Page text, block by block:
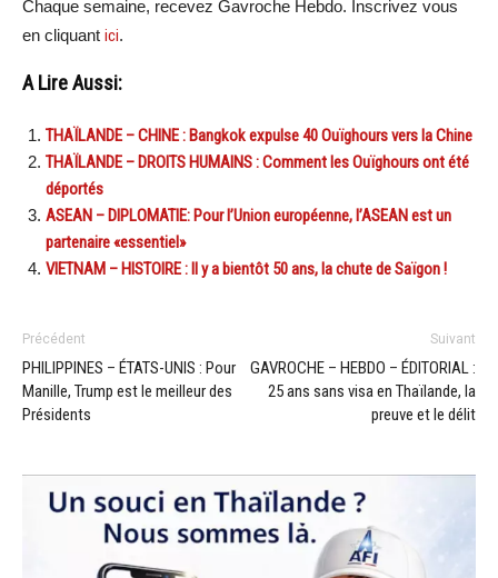
Chaque semaine, recevez Gavroche Hebdo. Inscrivez vous
en cliquant ici.
A Lire Aussi:
THAÏLANDE – CHINE : Bangkok expulse 40 Ouïghours vers la Chine
THAÏLANDE – DROITS HUMAINS : Comment les Ouïghours ont été
déportés
ASEAN – DIPLOMATIE: Pour l’Union européenne, l’ASEAN est un
partenaire «essentiel»
VIETNAM – HISTOIRE : Il y a bientôt 50 ans, la chute de Saïgon !
Précédent
PHILIPPINES – ÉTATS-UNIS : Pour
Manille, Trump est le meilleur des
Présidents
Suivant
GAVROCHE – HEBDO – ÉDITORIAL :
25 ans sans visa en Thaïlande, la
preuve et le délit